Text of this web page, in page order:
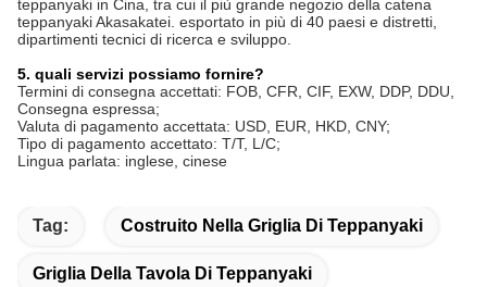
teppanyaki in Cina, tra cui il più grande negozio della catena
teppanyaki Akasakatei. esportato in più di 40 paesi e distretti,
dipartimenti tecnici di ricerca e sviluppo.
5. quali servizi possiamo fornire?
Termini di consegna accettati: FOB, CFR, CIF, EXW, DDP, DDU,
Consegna espressa;
Valuta di pagamento accettata: USD, EUR, HKD, CNY;
Tipo di pagamento accettato: T/T, L/C;
Lingua parlata: inglese, cinese
Tag: Costruito Nella Griglia Di Teppanyaki
Griglia Della Tavola Di Teppanyaki